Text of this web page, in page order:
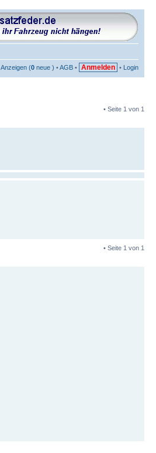
Anzeigen (0 neue ) •AGB • Anmelden • Login
• Seite 1 von 1
• Seite 1 von 1